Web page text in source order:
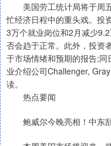
美国劳工统计局将于周五
忙经济日程中的重头戏。投
3万个就业岗位和2月减少
否会趋于正常。此外，投资
于市场情绪和预期的报告;
业介绍公司Challenger,
读。
热点要闻
鲍威尔今晚亮相！中东乱